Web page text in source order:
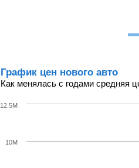
График цен нового авто
Как менялась с годами средняя
10M
12.5M